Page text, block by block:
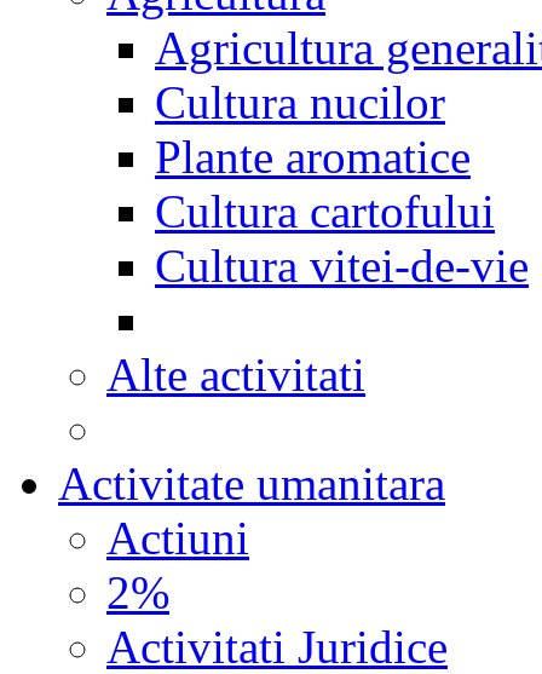
Agricultura
Cultura nucilor
Plante aromatice
Cultura cartofului
Cultura vitei-de-vie
Alte activitati
Activitate umanitara
Actiuni
2%
Activitati Juridice